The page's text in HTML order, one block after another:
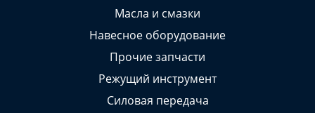
Масла и смазки
Навесное оборудование
Прочие запчасти
Режущий инструмент
Силовая передача